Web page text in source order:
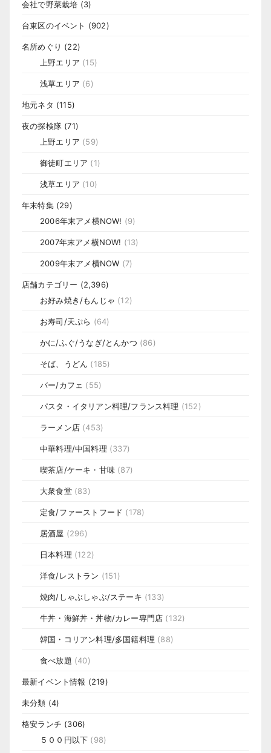
会社で野菜栽培 (3)
台東区のイベント (902)
名所めぐり (22)
上野エリア (15)
浅草エリア (6)
地元ネタ (115)
夜の探検隊 (71)
上野エリア (59)
御徒町エリア (1)
浅草エリア (10)
年末特集(29)
2006年末アメ横NOW! (9)
2007年末アメ横NOW! (13)
2009年末アメ横NOW (7)
店舗カテゴリー (2,396)
お好み焼き/もんじゃ (12)
お寿司/天ぷら (64)
かに/ふぐ/うなぎ/とんかつ (86)
そば、うどん (185)
バー/カフェ (55)
パスタ・イタリアン料理/フランス料理 (152)
ラーメン店 (453)
中華料理/中国料理 (337)
喫茶店/ケーキ・甘味 (87)
大衆食堂(83)
定食/ファーストフード (178)
居酒屋 (296)
日本料理 (122)
洋食/レストラン (151)
焼肉/しゃぶしゃぶ/ステーキ (133)
牛丼・海鮮丼・丼物/カレー専門店 (132)
韓国・コリアン料理/多国籍料理 (88)
食べ放題 (40)
最新イベント情報 (219)
未分類 (4)
格安ランチ (306)
５００円以下 (98)